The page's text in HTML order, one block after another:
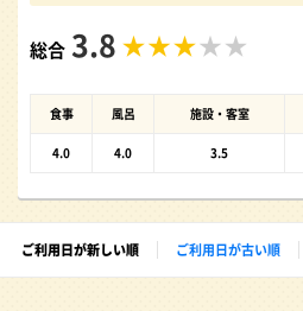
総合 3.8
食事 風呂 施設・客室
4.0 4.0 3.5
ご利用日が新しい順 ご利用日が古い順